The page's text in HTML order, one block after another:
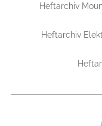
Heftarchiv
Heftarchiv